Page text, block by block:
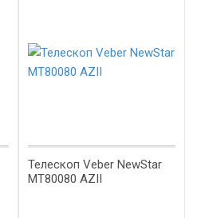
Телескоп Veber NewStar
MT80080 AZII